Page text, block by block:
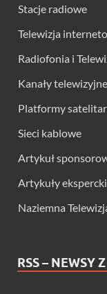
Stacje radiowe
Telewizja
Radiofonia i
Kanały telewizyjne
Platformy
Sieci kablowe
Artykuł
Artykuły
Naziemna
RSS – NEWSY